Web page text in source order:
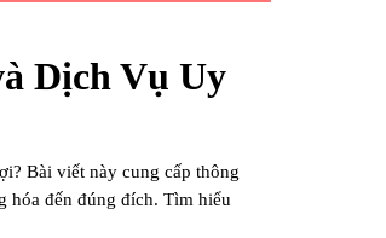
Dịch Vụ Uy
Bài viết này cung cấp thông
hóa đến đúng đích. Tìm hiểu